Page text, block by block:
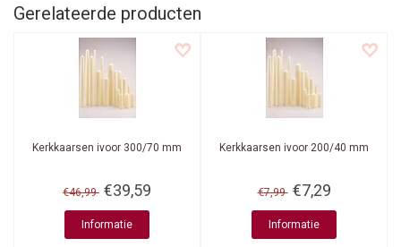
Gerelateerde producten
Kerkkaarsen ivoor 300/70 mm
€46,99 €39,59
Informatie
Kerkkaarsen ivoor 200/40 mm
€7,99 €7,29
Informatie